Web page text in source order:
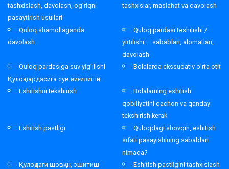
tashxislash, davolash, og’riqni
pasaytirish usullari
tashxislar, maslahat va davolash
Quloq shamollaganda
davolash
Quloq pardasi teshilishi /
yirtilishi — sabablari, alomatlari,
davolash
Quloq pardasiga suv yig’ilishi
Қулоқ пардасига сув йиғилиши
Bolalarda ekssudativ o’rta otit
Eshitishni tekshirish
Bolalarning eshitish
qobiliyatini qachon va qanday
tekshirish kerak
Eshitish pastligi
Quloqdagi shovqin, eshitish
sifati pasayishining sabablari
nimada?
Қулоқдаги шовқин, эшитиш
Eshitish pastligini tashxislash